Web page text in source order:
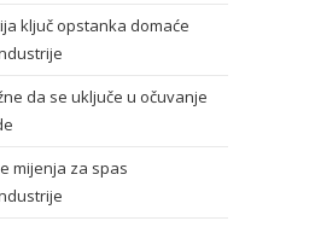
ključ opstanka domaće
da se uključe u očuvanje
mijenja za spas